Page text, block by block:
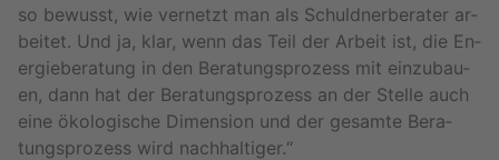
so be­wusst, wie ver­netzt man als Schuld­ner­be­ra­ter ar­
bei­tet. Und ja, klar, wenn das Teil der Ar­beit ist, die En­
er­gie­be­ra­tung in den Be­ra­tungs­pro­zess mit ein­zu­bau­
en, dann hat der Be­ra­tungs­pro­zess an der Stel­le auch
eine öko­lo­gi­sche Di­men­si­on und der ge­sam­te Be­ra­
tungs­pro­zess wird nach­hal­ti­ger.“